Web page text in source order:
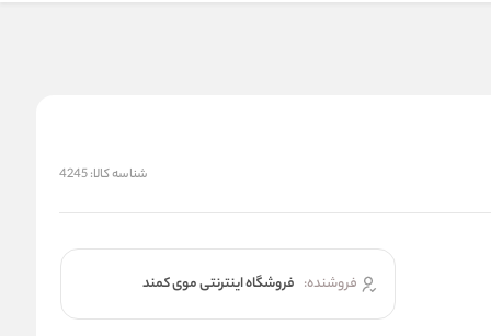
شناسه کالا:4245
فروشنده: فروشگاه اینترنتی موی کمند